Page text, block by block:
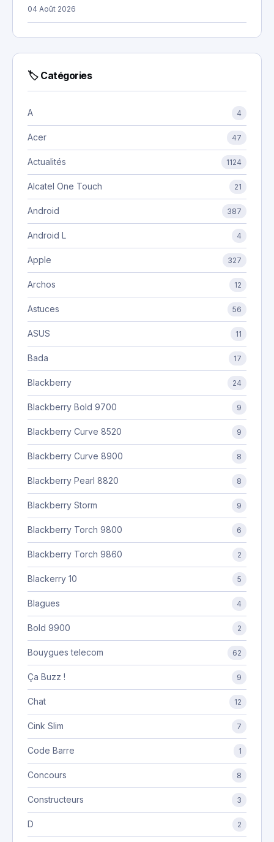
04 Août 2026
🏷 Catégories
A 4
Acer 47
Actualités 1124
Alcatel One Touch 21
Android 387
Android L 4
Apple 327
Archos 12
Astuces 56
ASUS 11
Bada 17
Blackberry 24
Blackberry Bold 9700 9
Blackberry Curve 8520 9
Blackberry Curve 8900 8
Blackberry Pearl 8820 8
Blackberry Storm 9
Blackberry Torch 9800 6
Blackberry Torch 9860 2
Blackerry 10 5
Blagues 4
Bold 9900 2
Bouygues telecom 62
Ça Buzz ! 9
Chat 12
Cink Slim 7
Code Barre 1
Concours 8
Constructeurs 3
D 2